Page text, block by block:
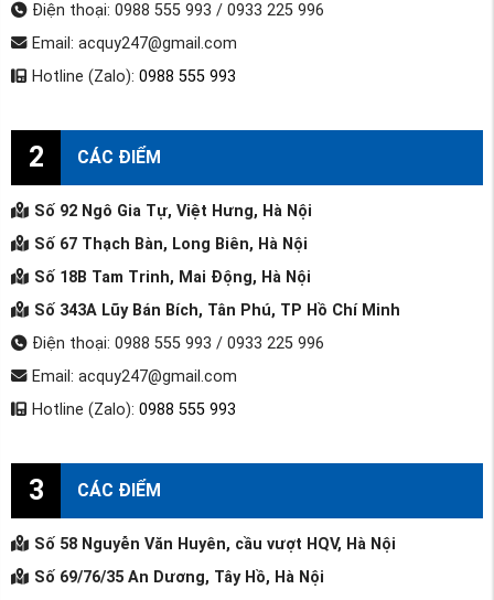
Điện thoại: 0988 555 993 / 0933 225 996
Email: acquy247@gmail.com
Hotline (Zalo): 0988 555 993
2 CÁC ĐIỂM
Số 92 Ngô Gia Tự, Việt Hưng, Hà Nội
Số 67 Thạch Bàn, Long Biên, Hà Nội
Số 18B Tam Trinh, Mai Động, Hà Nội
Số 343A Lũy Bán Bích, Tân Phú, TP Hồ Chí Minh
Điện thoại: 0988 555 993 / 0933 225 996
Email: acquy247@gmail.com
Hotline (Zalo): 0988 555 993
3 CÁC ĐIỂM
Số 58 Nguyễn Văn Huyên, cầu vượt HQV, Hà Nội
Số 69/76/35 An Dương, Tây Hồ, Hà Nội